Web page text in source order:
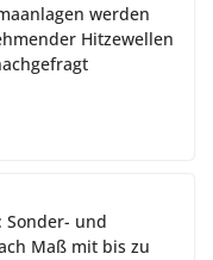
werden
Hitzewellen
Sonder- und
Maß mit bis zu